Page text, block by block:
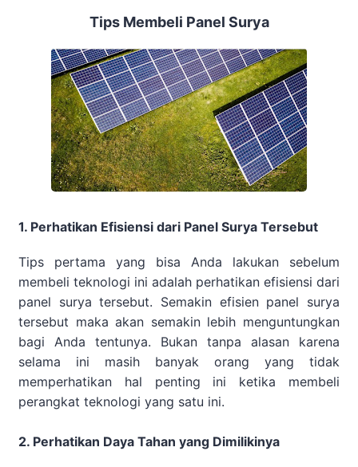
Tips Membeli Panel Surya
1. Perhatikan Efisiensi dari Panel Surya Tersebut
Tips pertama yang bisa Anda lakukan sebelum
membeli teknologi ini adalah perhatikan efisiensi dari
panel surya tersebut. Semakin efisien panel surya
tersebut maka akan semakin lebih menguntungkan
bagi Anda tentunya. Bukan tanpa alasan karena
selama ini masih banyak orang yang tidak
memperhatikan hal penting ini ketika membeli
perangkat teknologi yang satu ini.
2. Perhatikan Daya Tahan yang Dimilikinya